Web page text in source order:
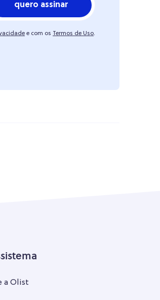
quero assinar
e com os Termos de Uso.
a Olist